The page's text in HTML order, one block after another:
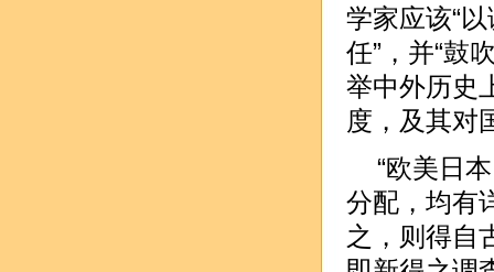
学家应该“
任”，并“鼓
举中外历史
度，及其对
“欧美日
分配，均有
之，则得自